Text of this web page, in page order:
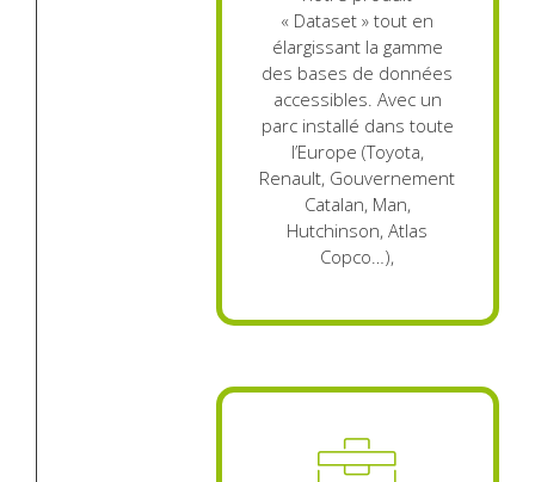
« Dataset » tout en
élargissant la gamme
des bases de données
accessibles. Avec un
parc installé dans toute
l’Europe (Toyota,
Renault, Gouvernement
Catalan, Man,
Hutchinson, Atlas
Copco…),